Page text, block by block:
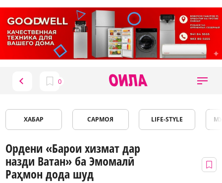
ХАБАР САРМОЯ LIFE-STYLE
Ордени «Барои хизмат дар
назди Ватан» ба Эмомалӣ
Раҳмон дода шуд